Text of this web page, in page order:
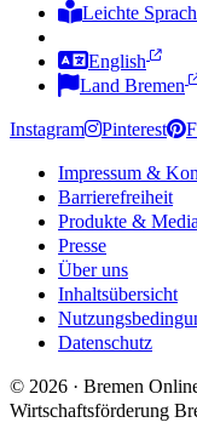
Leichte
English
Land Bremen
Instagram Pinterest
Impressum &
Barrierefreiheit
Produkte &
Presse
Über uns
Inhaltsübersicht
Datenschutz
© 2026 · Bremen
Wirtschaftsförderung